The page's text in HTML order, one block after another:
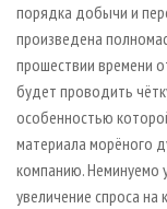
порядка добычи и
произведена
прошествии времени
будет проводить
особенностью
материала морёного
компанию. Неминуемо
увеличение спроса на